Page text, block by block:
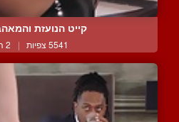
קייט הנועזת
5541 צפיות | 2 המלצות